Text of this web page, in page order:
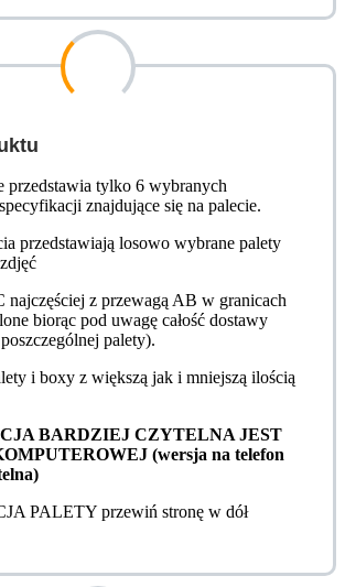
przedstawia tylko 6 wybranych
znajdujące się na palecie.
przedstawiają losowo wybrane palety
najczęściej z przewagą AB w granicach
biorąc pod uwagę całość dostawy
palety).
i boxy z większą jak i mniejszą ilością
BARDZIEJ CZYTELNA JEST
(wersja na telefon
PALETY przewiń stronę w dół